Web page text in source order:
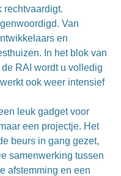
rechtvaardigt.
Van
en
In het blok van
RAI wordt u volledig
ook weer intensief
leuk gadget voor
een projectje. Het
beurs in gang gezet,
samenwerking tussen
afstemming en een